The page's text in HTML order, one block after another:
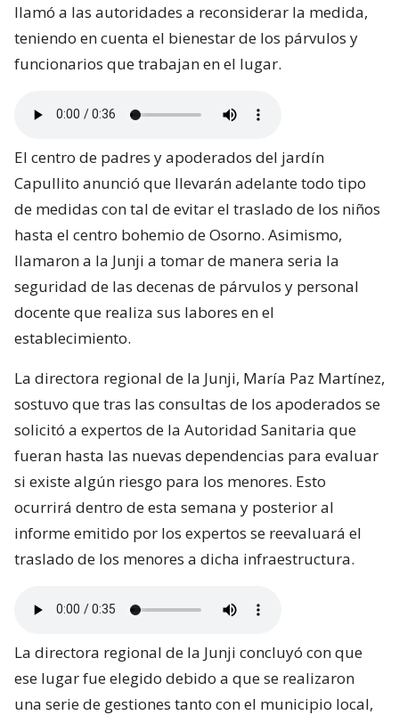
llamó a las autoridades a reconsiderar la medida,
teniendo en cuenta el bienestar de los párvulos y
funcionarios que trabajan en el lugar.
El centro de padres y apoderados del jardín
Capullito anunció que llevarán adelante todo tipo
de medidas con tal de evitar el traslado de los niños
hasta el centro bohemio de Osorno. Asimismo,
llamaron a la Junji a tomar de manera seria la
seguridad de las decenas de párvulos y personal
docente que realiza sus labores en el
establecimiento.
La directora regional de la Junji, María Paz Martínez,
sostuvo que tras las consultas de los apoderados se
solicitó a expertos de la Autoridad Sanitaria que
fueran hasta las nuevas dependencias para evaluar
si existe algún riesgo para los menores. Esto
ocurrirá dentro de esta semana y posterior al
informe emitido por los expertos se reevaluará el
traslado de los menores a dicha infraestructura.
La directora regional de la Junji concluyó con que
ese lugar fue elegido debido a que se realizaron
una serie de gestiones tanto con el municipio local,